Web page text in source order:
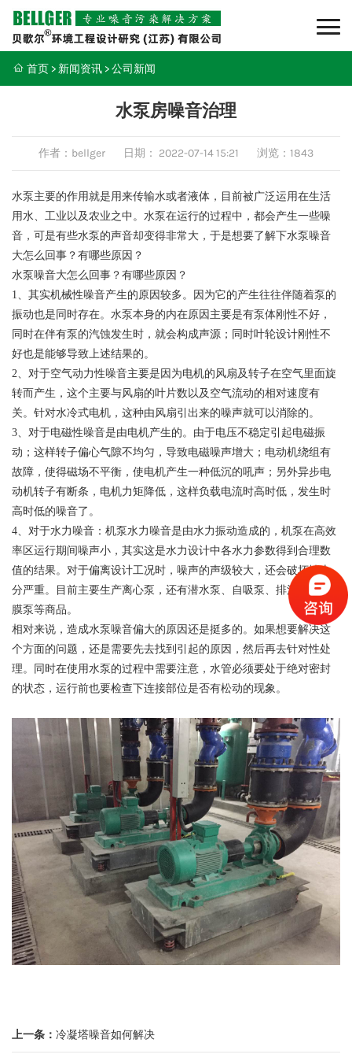
首页> 新闻资讯>公司新闻
水泵房噪音治理
作者：bellger 日期： 2022-07-14 15:21 浏览：1843
水泵主要的作用就是用来传输水或者液体，目前被广泛运用在生活
用水、工业以及农业之中。水泵在运行的过程中，都会产生一些噪
音，可是有些水泵的声音却变得非常大，于是想要了解下水泵噪音
大怎么回事？有哪些原因？
水泵噪音大怎么回事？有哪些原因？
1、 其实机械性噪音产生的原因较多。因为它的产生往往伴随着泵的
振动也是同时存在。水泵本身的内在原因主要是有泵体刚性不好，
同时在伴有泵的汽蚀发生时，就会构成声源；同时叶轮设计刚性不
好也是能够导致上述结果的。
2、 对于空气动力性噪音主要是因为电机的风扇及转子在空气里面旋
转而产生，这个主要与风扇的叶片数以及空气流动的相对速度有
关。针对水冷式电机，这种由风扇引出来的噪声就可以消除的。
3、 对于电磁性噪音是由电机产生的。由于电压不稳定引起电磁振
动；这样转子偏心气隙不均匀，导致电磁噪声增大；电动机绕组有
故障，使得磁场不平衡，使电机产生一种低沉的吼声；另外异步电
动机转子有断条，电机力矩降低，这样负载电流时高时低，发生时
高时低的噪音了。
4、 对于水力噪音：机泵水力噪音是由水力振动造成的，机泵在高效
率区运行期间噪声小，其实这是水力设计中各水力参数得到合理数
值的结果。对于偏离设计工况时，噪声的声级较大，还会破坏性十
分严重。目前主要生产离心泵，还有潜水泵、自吸泵、排污泵、隔
膜泵等商品。
相对来说，造成水泵噪音偏大的原因还是挺多的。如果想要解决这
个方面的问题，还是需要先去找到引起的原因，然后再去针对性处
理。同时在使用水泵的过程中需要注意，水管必须要处于绝对密封
的状态，运行前也要检查下连接部位是否有松动的现象。
上一条： 冷凝塔噪音如何解决